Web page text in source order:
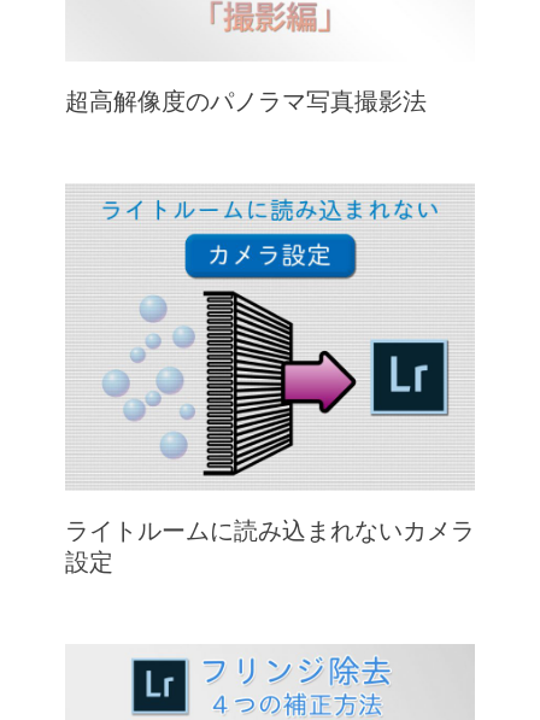
超高解像度のパノラマ写真撮影法
ライトルームに読み込まれないカメラ
設定